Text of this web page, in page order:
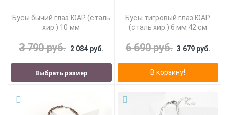
Бусы бычий глаз ЮАР (сталь
хир.) 10 мм
3 790 руб. 2 084 руб.
Выбрать размер
Бусы тигровый глаз ЮАР
(сталь хир.) 6 мм 42 см
6 690 руб. 3 679 руб.
В корзину!